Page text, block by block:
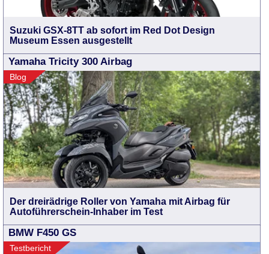
Suzuki GSX-8TT ab sofort im Red Dot Design
Museum Essen ausgestellt
Yamaha Tricity 300 Airbag
Blog
Der dreirädrige Roller von Yamaha mit Airbag für
Autoführerschein-Inhaber im Test
BMW F450 GS
Testbericht